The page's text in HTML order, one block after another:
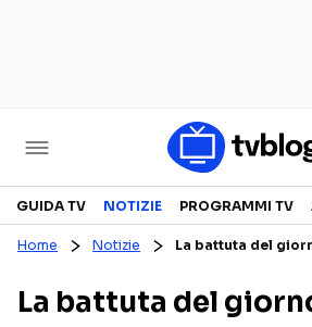
Televisione
CANALI TV
SERIE
GUIDA TV NOTIZIE PROGRAMMI TV
Home Notizie La battuta del
La battuta del